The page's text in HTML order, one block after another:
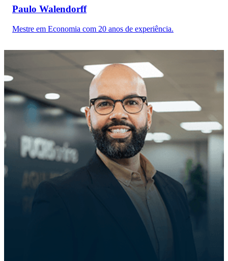
Paulo Walendorff
Mestre em Economia com 20 anos de experiência.